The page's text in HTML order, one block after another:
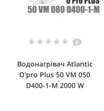
0
Водонагрівач Atlantic
O'pro Plus 50 VM 050
D400-1-M 2000 W